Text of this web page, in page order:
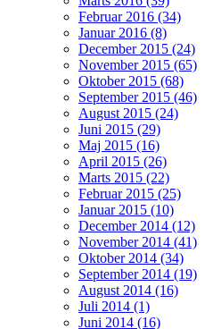
Februar 2016 (34)
Januar 2016 (8)
December 2015 (24)
November 2015 (65)
Oktober 2015 (68)
September 2015 (46)
August 2015 (24)
Juni 2015 (29)
Maj 2015 (16)
April 2015 (26)
Marts 2015 (22)
Februar 2015 (25)
Januar 2015 (10)
December 2014 (12)
November 2014 (41)
Oktober 2014 (34)
September 2014 (19)
August 2014 (16)
Juli 2014 (1)
Juni 2014 (16)